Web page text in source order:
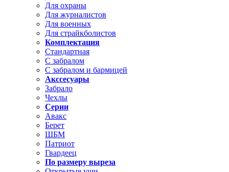
Для охраны
Для журналистов
Для военных
Для страйкболистов
Комплектация
Стандартная
С забралом
С забралом и бармицей
Акссесуары
Забрало
Чехлы
Серии
Авакс
Берет
ШБМ
Патриот
Гвардеец
По размеру выреза